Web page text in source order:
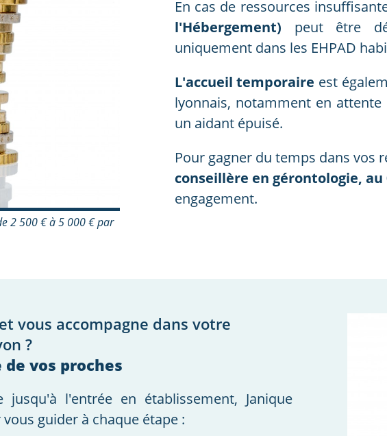
2 500 € à 5 000 € par
En cas de ressources
l'Hébergement) peut être
uniquement dans les EHPAD
L'accueil temporaire est
lyonnais, notamment en
un aidant épuisé.
Pour gagner du temps dans vos
conseillère en gérontologie, au
engagement.
vous accompagne dans votre
?
vos proches
l'entrée en établissement, Janique
guider à chaque étape :